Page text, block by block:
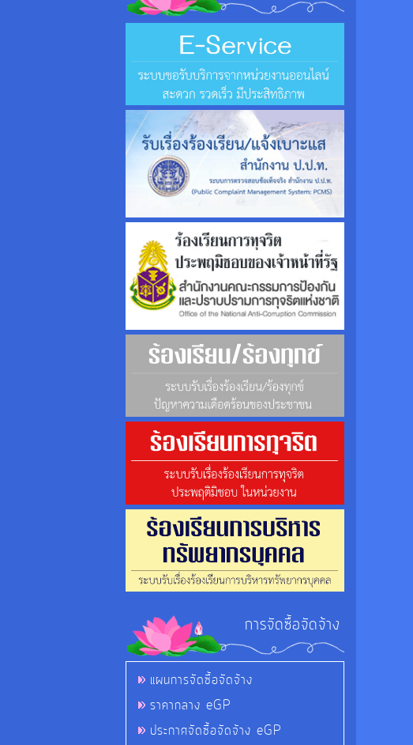
การจัดซื้อจัดจ้าง
แผนการจัดซื้อจัดจ้าง
ราคากลาง eGP
ประกาศจัดซื้อจัดจ้าง eGP